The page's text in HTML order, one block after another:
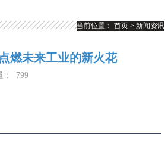
当前位置： 首页 > 新闻资讯
燃未来工业的新火花
799